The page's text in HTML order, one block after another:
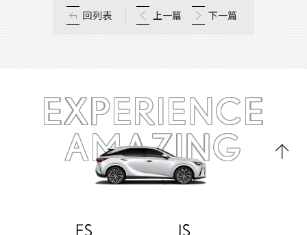
回列表 上一篇 下一篇
EXPERIENCE
AMAZING
ES
IS